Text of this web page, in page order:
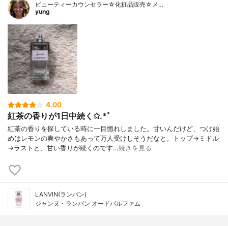
ビューティーカウンセラー☆化粧品販売☆メ…
yung
4.00
紅茶の香りが1日中続く✩.*˚
紅茶の香りを探している時に一目惚れしました。甘いんだけど、つけ始
めはレモンの爽やかさもあって万人受けしそうだなと。トップ→ミドル
→ラストと、甘い香りが続くのです…続きを見る
LANVIN(ランバン)
ジャンヌ・ランバン オードパルファム